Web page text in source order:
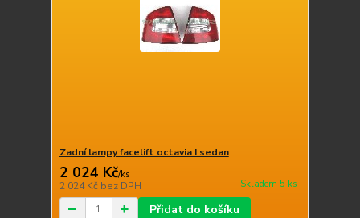
Zadní lampy facelift octavia I sedan
2 024 Kč/ks
2 024 Kč bez DPH Skladem 5 ks
Přidat do košíku